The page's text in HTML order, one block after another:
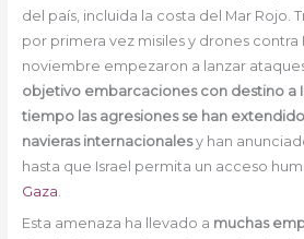
del país, incluida la costa del Mar Rojo.
por primera vez misiles y drones contra
noviembre empezaron a lanzar
objetivo embarcaciones con destino a
tiempo las agresiones se han
navieras internacionalesy han
hasta que Israel permita un acceso
Gaza
Esta amenaza ha llevado a muchas